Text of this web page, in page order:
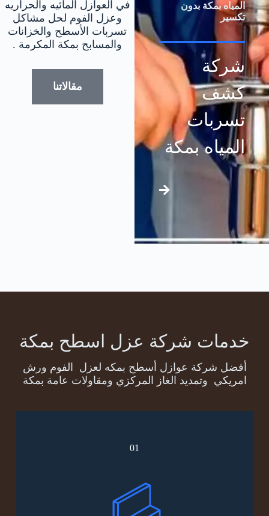
المياه بمكة بدون
تكسير
شركة
كشف
تسربات
المياه بمكة
في العوازل المائيه والحراريه
وعزل الفوم لحل مشاكل
تسربات الأسطح والخزانات
والمسابح بمكة المكرمة .
مقالاتنا
خدمات شركة عزل اسطح بمكة
أفضل شركة عوازل أسطح بمكه لعزل الفوم ورش
امريكي وتمديد الغاز المركزي ومقاولات عامة بمكة
01